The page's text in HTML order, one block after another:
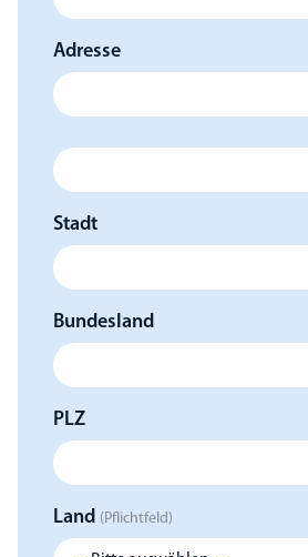
Adresse
Stadt
Bundesland
PLZ
Land (Pflichtfeld)